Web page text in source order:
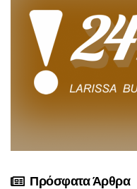
Πρόσφατα Άρθρα